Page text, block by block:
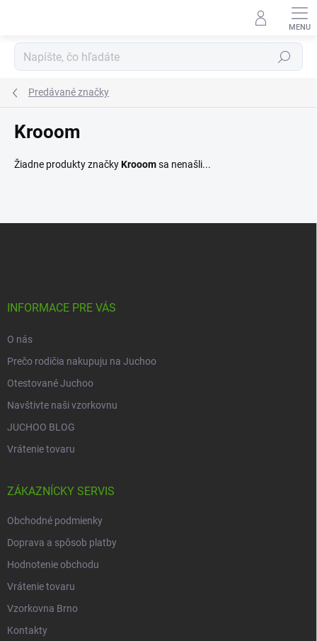
Hľadať
Predávané značky
Krooom
Žiadne produkty značkyKrooomsa nenašli...
INFORMACE PRE VÁS
O nás
Prečo rodičia nakupuju na Juchoo
Otestované Juchoo
Navštivte naši vzorkovnu
JUCHOO BLOG
Vrátenie tovaru
ZÁKAZNÍCKY SERVIS
Obchodné podmienky
Doprava a spôsob platby
Hodnotenie obchodu
Vrátenie tovaru
Vzorkovna Brno
Kontakty